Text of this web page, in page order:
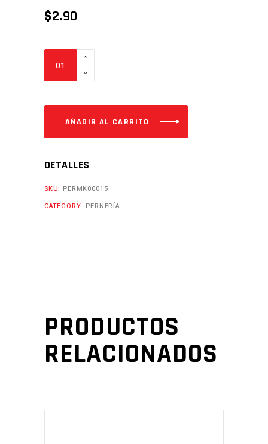
$2.90
Cantidad
AÑADIR AL CARRITO
DETALLES
SKU: PERMK00015
CATEGORY: PERNERÍA
PRODUCTOS
RELACIONADOS